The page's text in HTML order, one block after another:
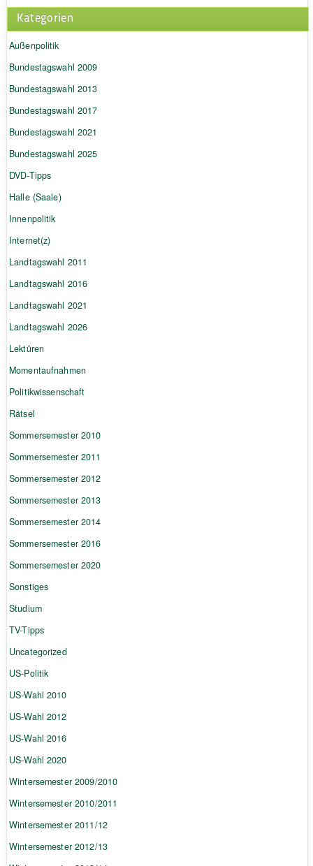
Kategorien
Außenpolitik
Bundestagswahl 2009
Bundestagswahl 2013
Bundestagswahl 2017
Bundestagswahl 2021
Bundestagswahl 2025
DVD-Tipps
Halle (Saale)
Innenpolitik
Internet(z)
Landtagswahl 2011
Landtagswahl 2016
Landtagswahl 2021
Landtagswahl 2026
Lektüren
Momentaufnahmen
Politikwissenschaft
Rätsel
Sommersemester 2010
Sommersemester 2011
Sommersemester 2012
Sommersemester 2013
Sommersemester 2014
Sommersemester 2016
Sommersemester 2020
Sonstiges
Studium
TV-Tipps
Uncategorized
US-Politik
US-Wahl 2010
US-Wahl 2012
US-Wahl 2016
US-Wahl 2020
Wintersemester 2009/2010
Wintersemester 2010/2011
Wintersemester 2011/12
Wintersemester 2012/13